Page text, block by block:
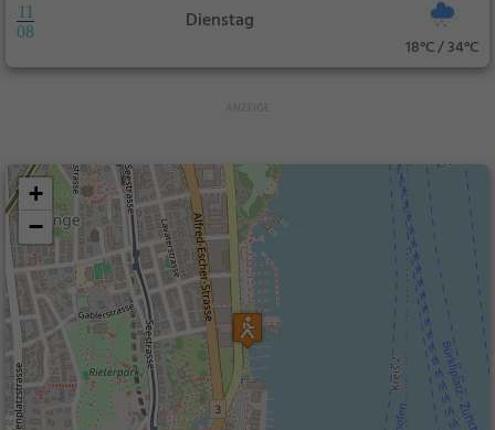
11
08
Dienstag
18°C / 34°C
+
−